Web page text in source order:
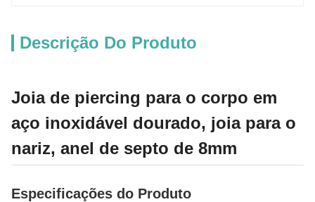
Descrição Do Produto
Joia de piercing para o corpo em
aço inoxidável dourado, joia para o
nariz, anel de septo de 8mm
Especificações do Produto